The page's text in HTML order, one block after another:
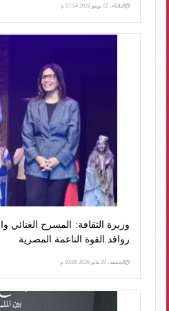
الثلاثاء، 02 يونيو 2026 07:54 م
وزيرة الثقافة: المسرح الغنائي
روافد القوة الناعمة المصرية
الجمعة، 29 مايو 2026 03:09 م